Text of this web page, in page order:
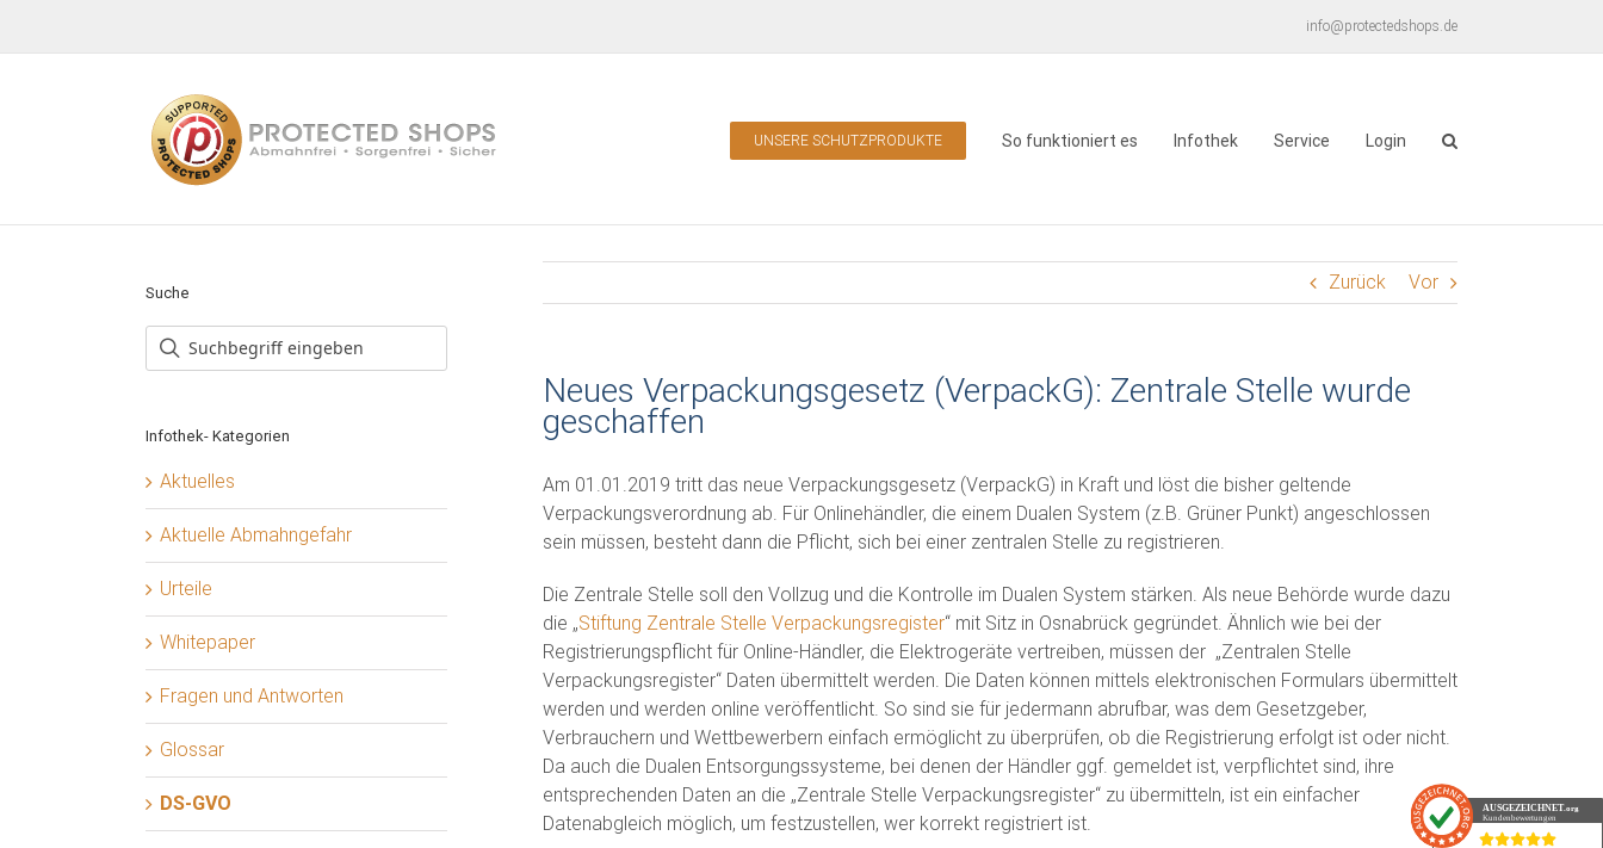
info@protectedshops.de
UNSERE SCHUTZPRODUKTE So funktioniert es Infothek Service Login
Zurück Vor
Neues Verpackungsgesetz (VerpackG): Zentrale Stelle wurde
geschaffen
Am 01.01.2019 tritt das neue Verpackungsgesetz (VerpackG) in Kraft und löst die bisher geltende
Verpackungsverordnung ab. Für Onlinehändler, die einem Dualen System (z.B. Grüner Punkt) angeschlossen
sein müssen, besteht dann die Pflicht, sich bei einer zentralen Stelle zu registrieren.
Die Zentrale Stelle soll den Vollzug und die Kontrolle im Dualen System stärken. Als neue Behörde wurde dazu
die „Stiftung Zentrale Stelle Verpackungsregister“ mit Sitz in Osnabrück gegründet. Ähnlich wie bei der
Registrierungspflicht für Online-Händler, die Elektrogeräte vertreiben, müssen der „Zentralen Stelle
Verpackungsregister“ Daten übermittelt werden. Die Daten können mittels elektronischen Formulars übermittelt
werden und werden online veröffentlicht. So sind sie für jedermann abrufbar, was dem Gesetzgeber,
Verbrauchern und Wettbewerbern einfach ermöglicht zu überprüfen, ob die Registrierung erfolgt ist oder nicht.
Da auch die Dualen Entsorgungssysteme, bei denen der Händler ggf. gemeldet ist, verpflichtet sind, ihre
entsprechenden Daten an die „Zentrale Stelle Verpackungsregister“ zu übermitteln, ist ein einfacher
Datenabgleich möglich, um festzustellen, wer korrekt registriert ist.
Suche
Infothek- Kategorien
Aktuelles
Aktuelle Abmahngefahr
Urteile
Whitepaper
Fragen und Antworten
Glossar
DS-GVO AUSGEZEICHNET.org
Kundenbewertungen